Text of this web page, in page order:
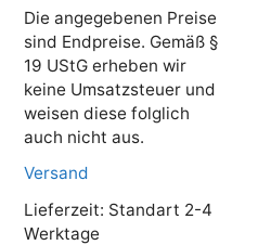
Die angegebenen Preise
sind Endpreise. Gemäß §
19 UStG erheben wir
keine Umsatzsteuer und
weisen diese folglich
auch nicht aus.
Versand
Lieferzeit: Standart 2-4
Werktage